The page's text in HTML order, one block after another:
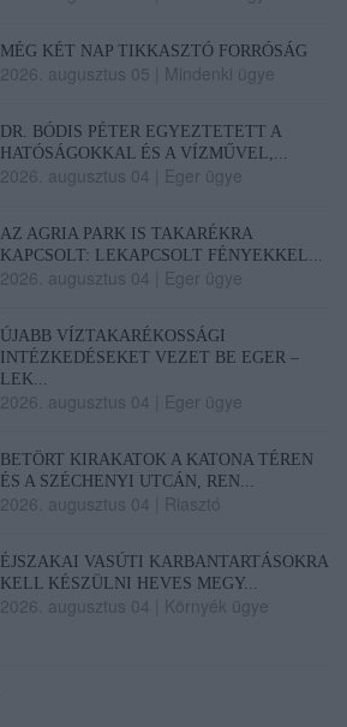
MÉG KÉT NAP TIKKASZTÓ FORRÓSÁG
2026. augusztus 05 Mindenki ügye
DR. BÓDIS PÉTER EGYEZTETETT A
HATÓSÁGOKKAL ÉS A VÍZMŰVEL,...
2026. augusztus 04 Eger ügye
AZ AGRIA PARK IS TAKARÉKRA
KAPCSOLT: LEKAPCSOLT FÉNYEKKEL...
2026. augusztus 04 Eger ügye
ÚJABB VÍZTAKARÉKOSSÁGI
INTÉZKEDÉSEKET VEZET BE EGER –
LEK...
2026. augusztus 04 Eger ügye
BETÖRT KIRAKATOK A KATONA TÉREN
ÉS A SZÉCHENYI UTCÁN, REN...
2026. augusztus 04 Riasztó
ÉJSZAKAI VASÚTI KARBANTARTÁSOKRA
KELL KÉSZÜLNI HEVES MEGY...
2026. augusztus 04 Környék ügye